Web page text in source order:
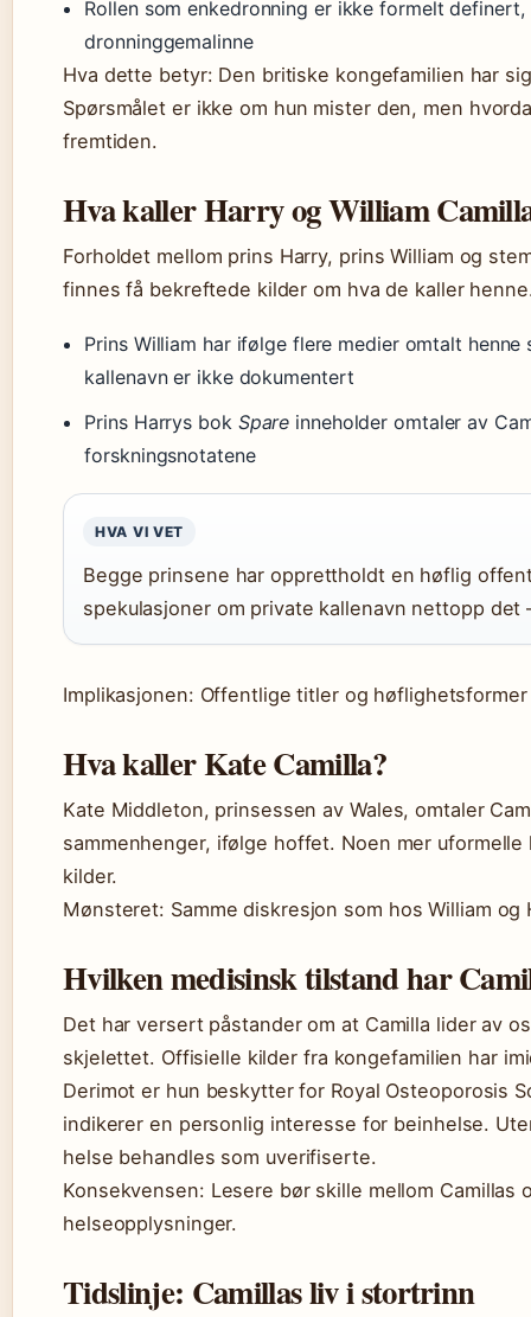
Rollen som enkedronning er ikke formelt
dronninggemalinne
Hva dette betyr: Den britiske kongefamilien har
Spørsmålet er ikke om hun mister den, men
fremtiden.
Hva kaller Harry og William
Forholdet mellom prins Harry, prins William og
finnes få bekreftede kilder om hva de kaller
Prins William har ifølge flere medier omtalt henne
kallenavn er ikke dokumentert
Prins Harrys bok Spare inneholder omtaler av
forskningsnotatene
HVA VI VET
Begge prinsene har opprettholdt en høflig
spekulasjoner om private kallenavn nettopp det
Implikasjonen: Offentlige titler og
Hva kaller Kate Camilla?
Kate Middleton, prinsessen av Wales, omtaler
sammenhenger, ifølge hoffet. Noen mer
kilder.
Mønsteret: Samme diskresjon som hos William og
Hvilken medisinsk tilstand har
Det har versert påstander om at Camilla lider av
skjelettet. Offisielle kilder fra kongefamilien har
Derimot er hun beskytter for Royal Osteoporosis
indikerer en personlig interesse for beinhelse.
helse behandles som uverifiserte.
Konsekvensen: Lesere bør skille mellom
helseopplysninger.
Tidslinje: Camillas liv i stortrinn